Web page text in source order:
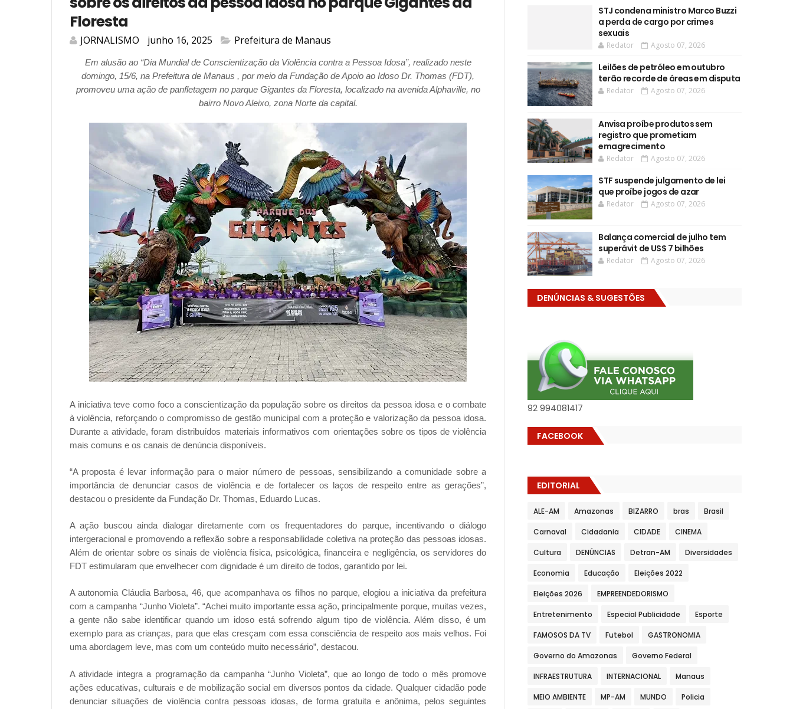
Floresta
JORNALISMO junho 16, 2025 Prefeitura de Manaus
Em alusão ao “Dia Mundial de Conscientização da Violência contra a Pessoa Idosa”, realizado neste
domingo, 15/6, na Prefeitura de Manaus , por meio da Fundação de Apoio ao Idoso Dr. Thomas (FDT),
promoveu uma ação de panfletagem no parque Gigantes da Floresta, localizado na avenida Alphaville, no
bairro Novo Aleixo, zona Norte da capital.
A iniciativa teve como foco a conscientização da população sobre os direitos da pessoa idosa e o combate
à violência, reforçando o compromisso de gestão municipal com a proteção e valorização da pessoa idosa.
Durante a atividade, foram distribuídos materiais informativos com orientações sobre os tipos de violência
mais comuns e os canais de denúncia disponíveis.
“A proposta é levar informação para o maior número de pessoas, sensibilizando a comunidade sobre a
importância de denunciar casos de violência e de fortalecer os laços de respeito entre as gerações”,
destacou o presidente da Fundação Dr. Thomas, Eduardo Lucas.
A ação buscou ainda dialogar diretamente com os frequentadores do parque, incentivando o diálogo
intergeracional e promovendo a reflexão sobre a responsabilidade coletiva na proteção das pessoas idosas.
Além de orientar sobre os sinais de violência física, psicológica, financeira e negligência, os servidores do
FDT estimularam que envelhecer com dignidade é um direito de todos, garantido por lei.
A autonomia Cláudia Barbosa, 46, que acompanhava os filhos no parque, elogiou a iniciativa da prefeitura
com a campanha “Junho Violeta”. “Achei muito importante essa ação, principalmente porque, muitas vezes,
a gente não sabe identificar quando um idoso está sofrendo algum tipo de violência. Além disso, é um
exemplo para as crianças, para que elas cresçam com essa consciência de respeito aos mais velhos. Foi
uma abordagem leve, mas com um conteúdo muito necessário”, destacou.
A atividade integra a programação da campanha “Junho Violeta”, que ao longo de todo o mês promove
ações educativas, culturais e de mobilização social em diversos pontos da cidade. Qualquer cidadão pode
denunciar situações de violência contra pessoas idosas, de forma gratuita e anônima, pelos seguintes
STJ condena ministro Marco Buzzi
a perda de cargo por crimes
sexuais
Redator Agosto 07, 2026
Leilões de petróleo em outubro
terão recorde de áreas em disputa
Redator Agosto 07, 2026
Anvisa proíbe produtos sem
registro que prometiam
emagrecimento
Redator Agosto 07, 2026
STF suspende julgamento de lei
que proíbe jogos de azar
Redator Agosto 07, 2026
Balança comercial de julho tem
superávit de US$ 7 bilhões
Redator Agosto 07, 2026
DENÚNCIAS & SUGESTÕES
92 994081417
FACEBOOK
EDITORIAL
ALE-AM Amazonas BIZARRO bras Brasil
Carnaval Cidadania CIDADE CINEMA
Cultura DENÚNCIAS Detran-AM Diversidades
Economia Educação Eleições 2022
Eleições 2026 EMPREENDEDORISMO
Entretenimento Especial Publicidade Esporte
FAMOSOS DA TV Futebol GASTRONOMIA
Governo do Amazonas Governo Federal
INFRAESTRUTURA INTERNACIONAL Manaus
MEIO AMBIENTE MP-AM MUNDO Policia